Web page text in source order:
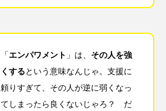
「エンパワメント 」は、 その人を強
くするという意味なんじゃ。支援に
頼りすぎて、その人が逆に弱くなっ
てしまったら良くないじゃろ？ だ